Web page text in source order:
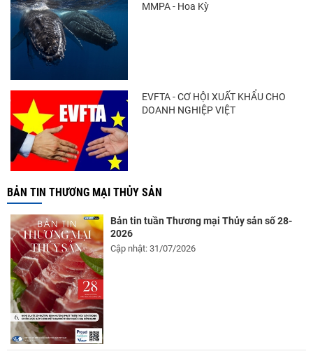
MMPA - Hoa Kỳ
EVFTA - CƠ HỘI XUẤT KHẨU CHO
DOANH NGHIỆP VIỆT
BẢN TIN THƯƠNG MẠI THỦY SẢN
Bản tin tuần Thương mại Thủy sản số 28-
2026
Cập nhật: 31/07/2026